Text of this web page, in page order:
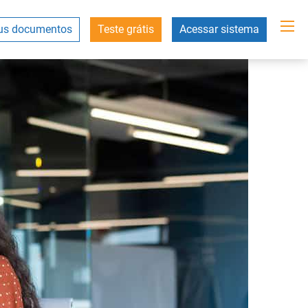
Acessar sistema
Teste grátis
documentos